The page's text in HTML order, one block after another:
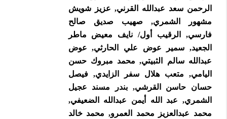
الرحمن سعد عبدالله القرني, عزيز شويش
مشهور الشمري, صهيب صديق صالح
فارسي, الرقيب أول/ نايف معيض ماطر
الجعيد, سمير عوض علي الحارثي, عوض
عبدالله سالم الثبيتي, محمد مبروك حسن
اليامي, متعب هلال سفر الزايدي, فيصل
حسان حاسن القرشي, بندر مسند عجيل
الشمري, عبد الله أيمن عبدالله الضعيفي,
محمد عبدالعزيز محمد العمرو, محمد خالد